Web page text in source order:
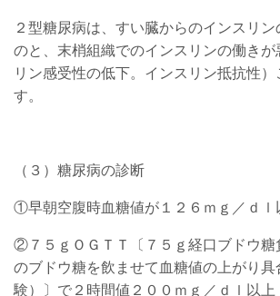
２型糖尿病は、すい臓からのインスリ
のと、末梢組織でのインスリンの働きが
リン感受性の低下。インスリン抵抗性）
す。
（３）糖尿病の診断
①早朝空腹時血糖値が１２６ｍｇ／ｄｌ
②７５ｇＯＧＴＴ〔７５ｇ経口ブドウ糖
のブドウ糖を飲ませて血糖値の上がり具
験）〕で２時間値２００ｍｇ／ｄｌ以上